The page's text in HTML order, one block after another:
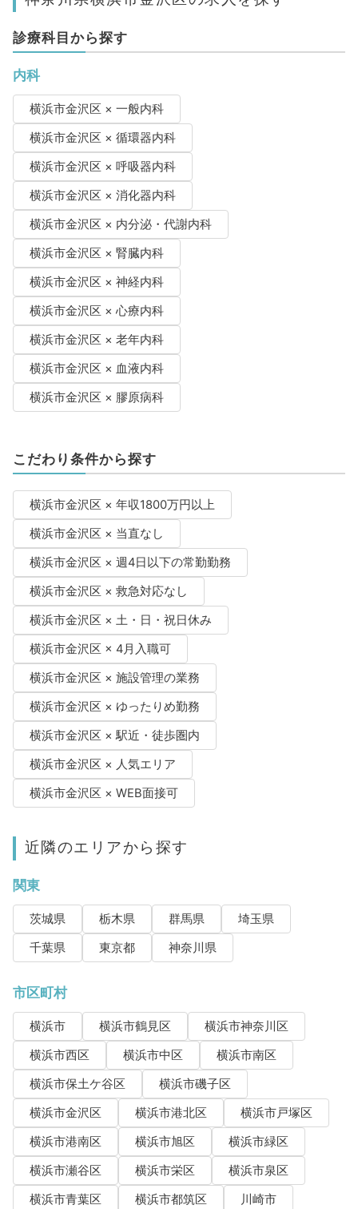
診療科目から探す
内科
横浜市金沢区 × 一般内科
横浜市金沢区 × 循環器内科
横浜市金沢区 × 呼吸器内科
横浜市金沢区 × 消化器内科
横浜市金沢区 × 内分泌・代謝内科
横浜市金沢区 × 腎臓内科
横浜市金沢区 × 神経内科
横浜市金沢区 × 心療内科
横浜市金沢区 × 老年内科
横浜市金沢区 × 血液内科
横浜市金沢区 × 膠原病科
こだわり条件から探す
横浜市金沢区 × 年収1800万円以上
横浜市金沢区 × 当直なし
横浜市金沢区 × 週4日以下の常勤勤務
横浜市金沢区 × 救急対応なし
横浜市金沢区 × 土・日・祝日休み
横浜市金沢区 × 4月入職可
横浜市金沢区 × 施設管理の業務
横浜市金沢区 × ゆったりめ勤務
横浜市金沢区 × 駅近・徒歩圏内
横浜市金沢区 × 人気エリア
横浜市金沢区 × WEB面接可
近隣のエリアから探す
関東
茨城県 栃木県 群馬県
埼玉県
千葉県
東京都 神奈川県
市区町村
横浜市 横浜市鶴見区
横浜市神奈川区
横浜市西区
横浜市中区
横浜市南区
横浜市保土ケ谷区
横浜市磯子区
横浜市金沢区
横浜市港北区
横浜市戸塚区
横浜市港南区
横浜市旭区
横浜市緑区
横浜市瀬谷区
横浜市栄区
横浜市泉区
横浜市青葉区
横浜市都筑区
川崎市